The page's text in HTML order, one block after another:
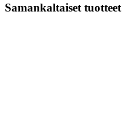
Samankaltaiset tuotteet